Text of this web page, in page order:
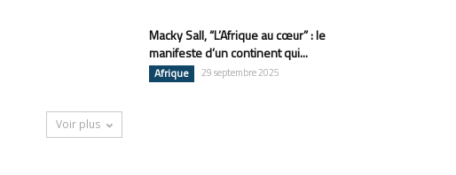
Macky Sall, “L’Afrique au cœur” : le
manifeste d’un continent qui...
Afrique 29 septembre 2025
Voir plus